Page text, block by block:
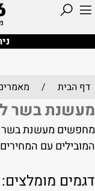
דף הבית /
מעשנת בשר
מחפשים מעשנת בשר
המובילים עם
דגמים מומלצים: